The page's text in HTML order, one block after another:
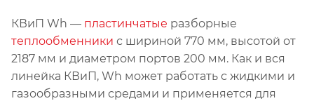
КВиП Wh — пластинчатые разборные
теплообменники с шириной 770 мм, высотой от
2187 мм и диаметром портов 200 мм. Как и вся
линейка КВиП, Wh может работать с жидкими и
газообразными средами и применяется для